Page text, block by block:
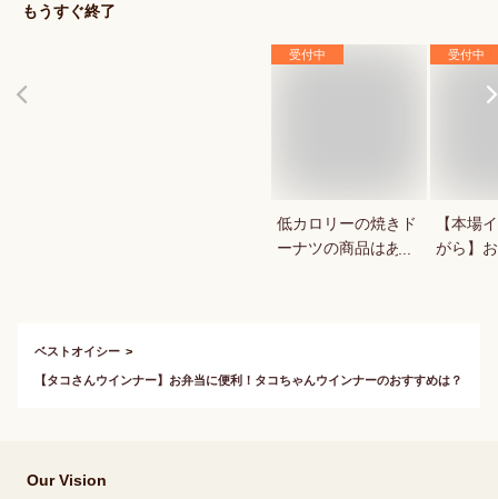
もうすぐ終了
受付中
低カロリーの焼きド
ーナツの商品はあり
受付中
【本場
がら】
ベストオイシー
【タコさんウインナー】お弁当に便利！タコちゃんウインナーのおすすめは？
Our Vision